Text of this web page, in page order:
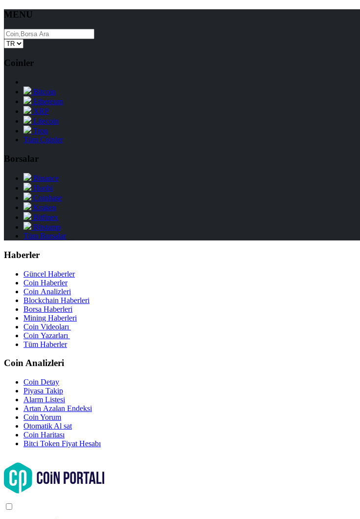
MENU
Coinler
Bitcoin
Ethereum
XRP
Litecoin
Tron
Tüm Coinler
Borsalar
Binance
Huobi
Coinbase
Kraken
Bitfinex
Bitstamp
Tüm Borsalar
Haberler
Güncel Haberler
Coin Haberler
Coin Analizleri
Blockchain Haberleri
Borsa Haberleri
Mining Haberleri
Coin Videoları
Coin Yazarları
Tüm Haberler
Coin Analizleri
Coin Detay
Piyasa Takip
Alarm Listesi
Artan Azalan Endeksi
Coin Yorum
Otomatik Al sat
Coin Haritası
Bitci Token Fiyat Hesabı